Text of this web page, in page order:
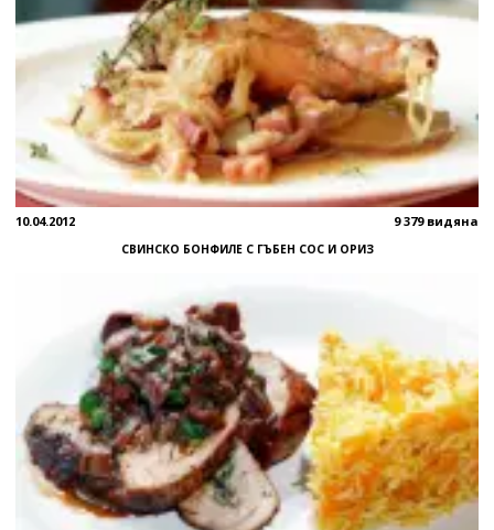
10.04.2012 9 379 видяна
СВИНСКО БОНФИЛЕ С ГЪБЕН СОС И ОРИЗ